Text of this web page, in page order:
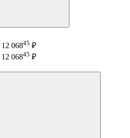
12 06845 ₽
12 06845 ₽